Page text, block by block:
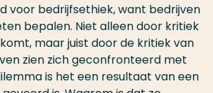
voor bedrijfsethiek, want bedrijven
bepalen. Niet alleen door kritiek
maar juist door de kritiek van
zien zich geconfronteerd met
is het een resultaat van een